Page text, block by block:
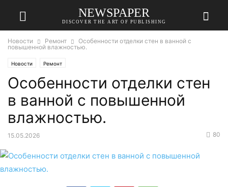
NEWSPAPER
DISCOVER THE ART OF PUBLISHING
Новости Ремонт
Особенности отделки стен в ванной с
повышенной влажностью.
Новости Ремонт
Особенности отделки стен
в ванной с повышенной
влажностью.
15.05.2026 80